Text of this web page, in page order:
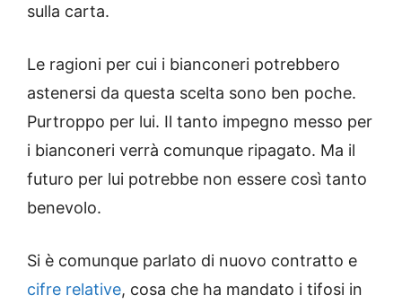
sulla carta.
Le ragioni per cui i bianconeri potrebbero
astenersi da questa scelta sono ben poche.
Purtroppo per lui. Il tanto impegno messo per
i bianconeri verrà comunque ripagato. Ma il
futuro per lui potrebbe non essere così tanto
benevolo.
Si è comunque parlato di nuovo contratto e
cifre relative, cosa che ha mandato i tifosi in